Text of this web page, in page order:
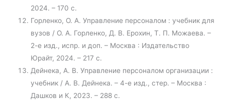
2024. – 170 с.
Горленко, О. А. Управление персоналом : учебник для
вузов / О. А. Горленко, Д. В. Ерохин, Т. П. Можаева. –
2-е изд., испр. и доп. – Москва : Издательство
Юрайт, 2024. – 217 с.
Дейнека, А. В. Управление персоналом организации :
учебник / А. В. Дейнека. – 4-е изд., стер. – Москва :
Дашков и К, 2023. – 288 с.